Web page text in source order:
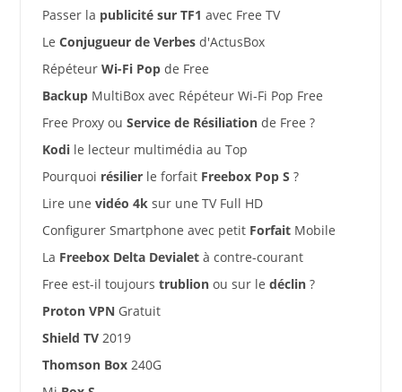
Passer la publicité sur TF1 avec Free TV
Le Conjugueur de Verbesd'ActusBox
Répéteur Wi-Fi Popde Free
BackupMultiBox avec Répéteur Wi-Fi Pop Free
Free Proxy ou Service de Résiliationde Free ?
Kodile lecteur multimédia au Top
Pourquoi résilierle forfait Freebox Pop S ?
Lire une vidéo 4ksur une TV Full HD
Configurer Smartphone avec petit ForfaitMobile
La Freebox Delta Devialetà contre-courant
Free est-il toujours trublionou sur le déclin?
Proton VPN Gratuit
Shield TV2019
Thomson Box240G